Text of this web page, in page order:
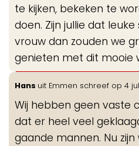
te kijken, bekeken te
doen. Zijn jullie dat
vrouw dan zouden we
genieten met dit mooie
Hans uit Emmen schreef op 4
Wij hebben geen vaste
dat er heel veel
gaande mannen. Nu